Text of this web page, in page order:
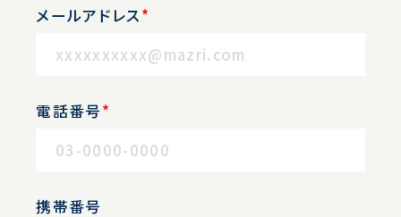
メールアドレス*
電話番号*
携帯番号